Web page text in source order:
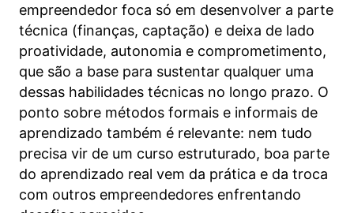
empreendedor foca só em desenvolver a parte
técnica (finanças, captação) e deixa de lado
proatividade, autonomia e comprometimento,
que são a base para sustentar qualquer uma
dessas habilidades técnicas no longo prazo. O
ponto sobre métodos formais e informais de
aprendizado também é relevante: nem tudo
precisa vir de um curso estruturado, boa parte
do aprendizado real vem da prática e da troca
com outros empreendedores enfrentando